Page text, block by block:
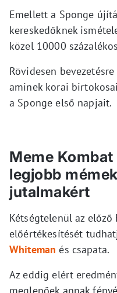
Emellett a Sponge
kereskedőknek
közel 10000
Rövidesen
aminek korai
a Sponge első napjait.
Meme Kombat
legjobb
jutalmakért
Kétségtelenül az
előértékesítését
Whiteman és csapata.
Az eddig elért